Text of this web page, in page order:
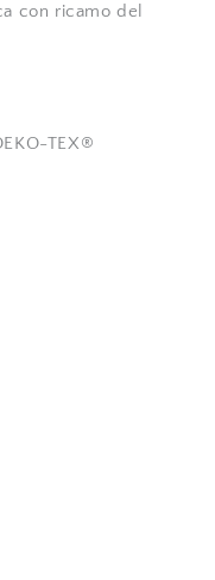
con ricamo del
TEX®